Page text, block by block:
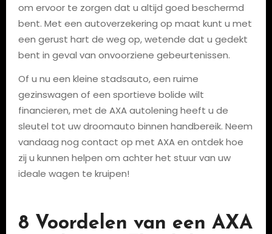
om ervoor te zorgen dat u altijd goed beschermd
bent. Met een autoverzekering op maat kunt u met
een gerust hart de weg op, wetende dat u gedekt
bent in geval van onvoorziene gebeurtenissen.
Of u nu een kleine stadsauto, een ruime
gezinswagen of een sportieve bolide wilt
financieren, met de AXA autolening heeft u de
sleutel tot uw droomauto binnen handbereik. Neem
vandaag nog contact op met AXA en ontdek hoe
zij u kunnen helpen om achter het stuur van uw
ideale wagen te kruipen!
8 Voordelen van een AXA